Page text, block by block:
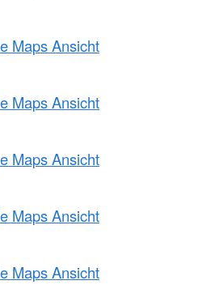
Maps Ansicht
Maps Ansicht
Maps Ansicht
Maps Ansicht
Maps Ansicht